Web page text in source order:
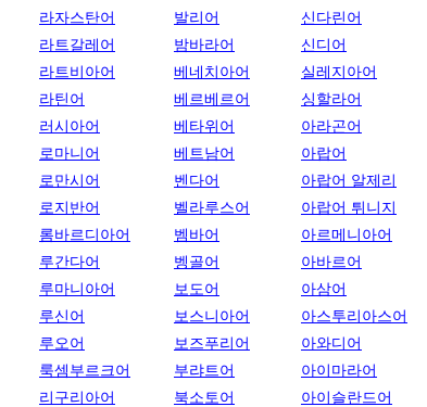
라자스탄어
라트갈레어
라트비아어
라틴어
러시아어
로마니어
로만시어
로지반어
롬바르디아어
루간다어
루마니아어
루신어
루오어
룩셈부르크어
리구리아어
발리어
밤바라어
베네치아어
베르베르어
베타위어
베트남어
벤다어
벨라루스어
벰바어
벵골어
보도어
보스니아어
보즈푸리어
부랴트어
북소토어
신다린어
신디어
실레지아어
싱할라어
아라곤어
아랍어
아랍어 알제리
아랍어 튀니지
아르메니아어
아바르어
아삼어
아스투리아스어
아와디어
아이마라어
아이슬란드어